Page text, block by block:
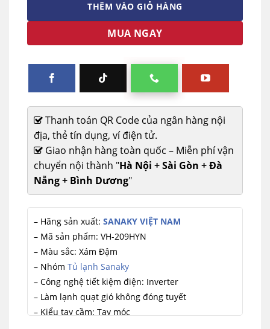
THÊM VÀO GIỎ HÀNG
MUA NGAY
Thanh toán QR Code của ngân hàng nội
địa, thẻ tín dụng, ví điện tử.
Giao nhận hàng toàn quốc – Miễn phí vận
chuyển nội thành "Hà Nội + Sài Gòn + Đà
Nẵng + Bình Dương"
– Hãng sản xuất: SANAKY VIỆT NAM
– Mã sản phẩm: VH-209HYN
– Màu sắc: Xám Đậm
– Nhóm Tủ lạnh Sanaky
– Công nghệ tiết kiệm điện: Inverter
– Làm lạnh quạt gió không đóng tuyết
– Kiểu tay cầm: Tay móc